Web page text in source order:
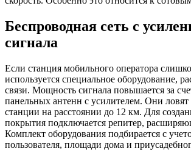
Беспроводная сеть с
сигнала
Если станция мобильного оператора
используется специальное оборудование,
связи. Мощность сигнала повышается за
панельных антенн с усилителем. Они ловят
станции на расстоянии до 12 км. Для
покрытия подключается репитер,
Комплект оборудования подбирается с
пользователя, площади дома и